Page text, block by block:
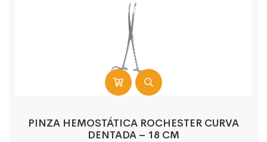
PINZA HEMOSTÁTICA ROCHESTER CURVA
DENTADA – 18 CM